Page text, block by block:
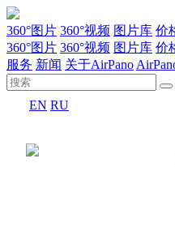
360°图片 360°视频 图片库 价
360°图片 360°视频 图片库 价
服务 新闻 关于AirPano
EN RU